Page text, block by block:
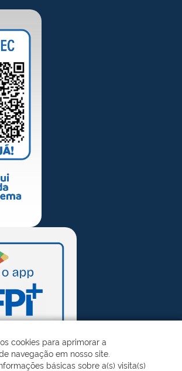
cookies para aprimorar a
navegação em nosso site.
básicas sobre a(s) visita(s)